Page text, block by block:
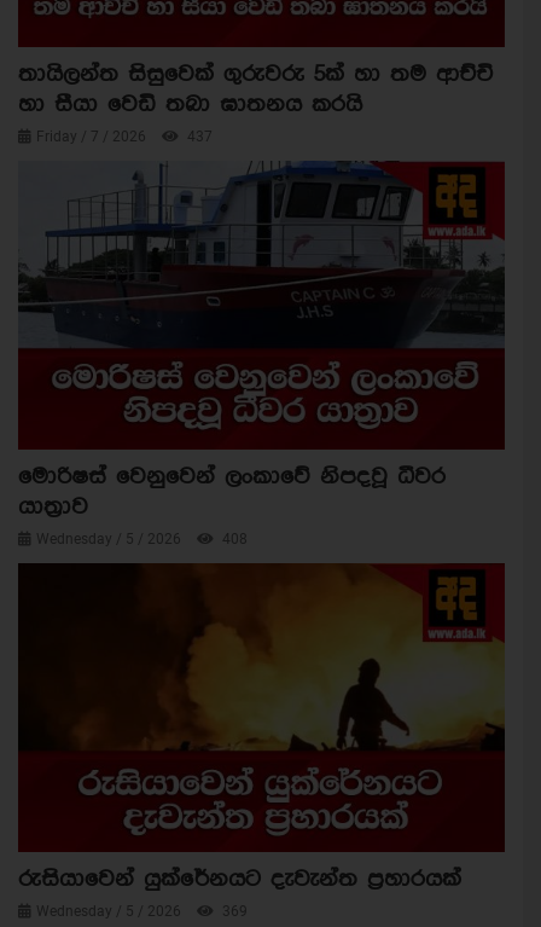
තායිලන්ත සිසුවෙක් ගුරුවරු 5ක් හා තම ආච්චි
හා සීයා වෙඩි තබා ඝාතනය කරයි
Friday / 7 / 2026 437
මොරිෂස් වෙනුවෙන් ලංකාවේ නිපදවූ ධීවර
යාත්‍රාව
Wednesday / 5 / 2026 408
රුසියාවෙන් යුක්රේනයට දැවැන්ත ප්‍රහාරයක්
Wednesday / 5 / 2026 369